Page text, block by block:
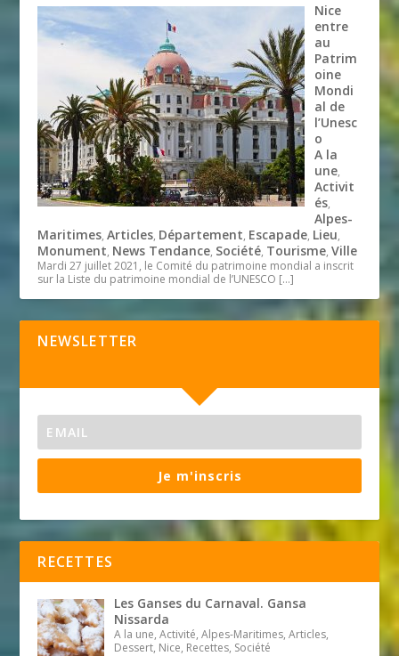
Nice
entre
au
Patrim
oine
Mondi
al de
l’Unesc
o
A la
une,
Activit
és,
Alpes-
Maritimes,Articles, Département, Escapade, Lieu,
Monument, News Tendance, Société, Tourisme,Ville
Mardi 27 juillet 2021, le Comité du patrimoine mondial a inscrit
sur la Liste du patrimoine mondial de l’UNESCO […]
NEWSLETTER
Je m'inscris
RECETTES
Les Ganses du Carnaval. Gansa
Nissarda
A la une, Activité, Alpes-Maritimes, Articles,
Dessert, Nice, Recettes, Société